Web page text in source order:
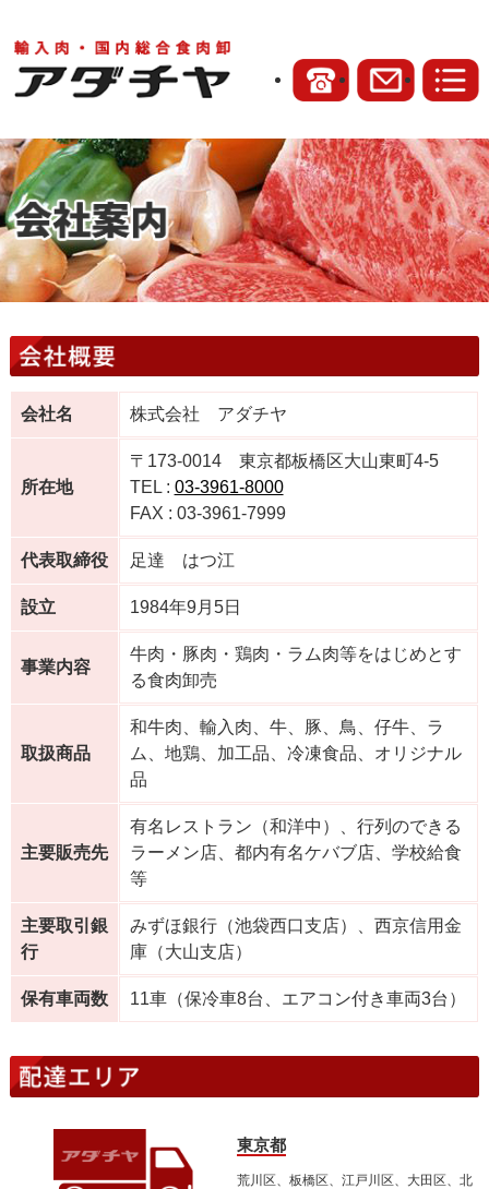
会社名 株式会社 アダチヤ
所在地
〒173-0014 東京都板橋区大山東町4-5
TEL : 03-3961-8000
FAX : 03-3961-7999
代表取締役 足達 はつ江
設立 1984年9月5日
事業内容
牛肉・豚肉・鶏肉・ラム肉等をはじめとす
る食肉卸売
取扱商品
和牛肉、輸入肉、牛、豚、鳥、仔牛、ラ
ム、地鶏、加工品、冷凍食品、オリジナル
品
主要販売先
有名レストラン（和洋中）、行列のできる
ラーメン店、都内有名ケバブ店、学校給食
等
主要取引銀
行
みずほ銀行（池袋西口支店）、西京信用金
庫（大山支店）
保有車両数 11車（保冷車8台、エアコン付き車両3台）
東京都
荒川区、板橋区、江戸川区、大田区、北